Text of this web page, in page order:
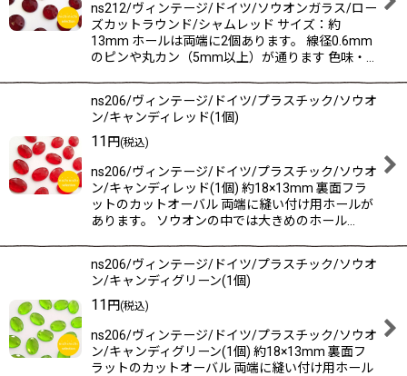
ns212/ヴィンテージ/ドイツ/ソウオンガラス/ロー
ズカットラウンド/シャムレッド サイズ：約
13mm ホールは両端に2個あります。 線径0.6mm
のピンや丸カン（5mm以上）が通ります 色味・…
ns206/ヴィンテージ/ドイツ/プラスチック/ソウオ
ン/キャンディレッド(1個)
11 円(税込)
ns206/ヴィンテージ/ドイツ/プラスチック/ソウオ
ン/キャンディレッド(1個) 約18×13mm 裏面フラ
ットのカットオーバル 両端に縫い付け用ホールが
あります。 ソウオンの中では大きめのホール…
ns206/ヴィンテージ/ドイツ/プラスチック/ソウオ
ン/キャンディグリーン(1個)
11 円(税込)
ns206/ヴィンテージ/ドイツ/プラスチック/ソウオ
ン/キャンディグリーン(1個) 約18×13mm 裏面フ
ラットのカットオーバル 両端に縫い付け用ホール